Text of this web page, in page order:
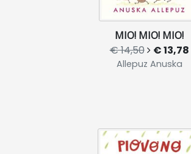
MIO! MIO! MIO!
€ 14,50 € 13,78
Allepuz Anuska